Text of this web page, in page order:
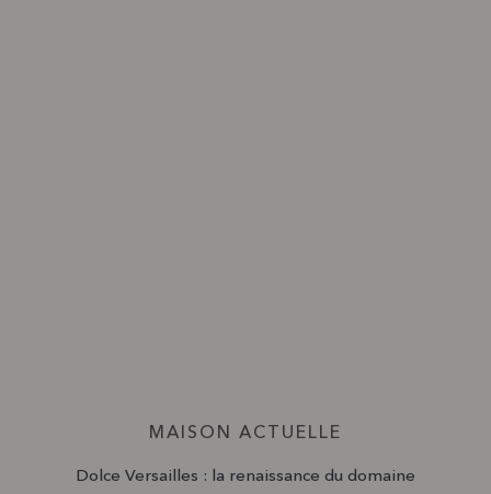
MAISON ACTUELLE
Dolce Versailles : la renaissance du domaine